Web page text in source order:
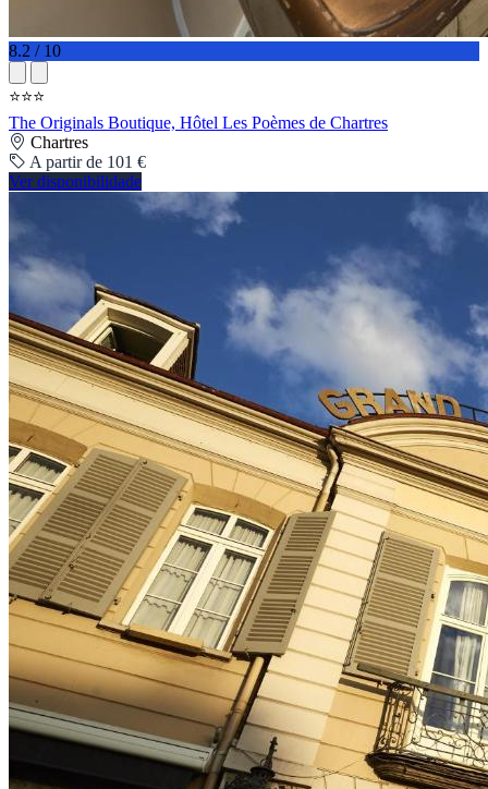
8.2 / 10
⭐⭐⭐
The Originals Boutique, Hôtel Les Poèmes de Chartres
Chartres
A partir de 101 €
Ver disponibilidade